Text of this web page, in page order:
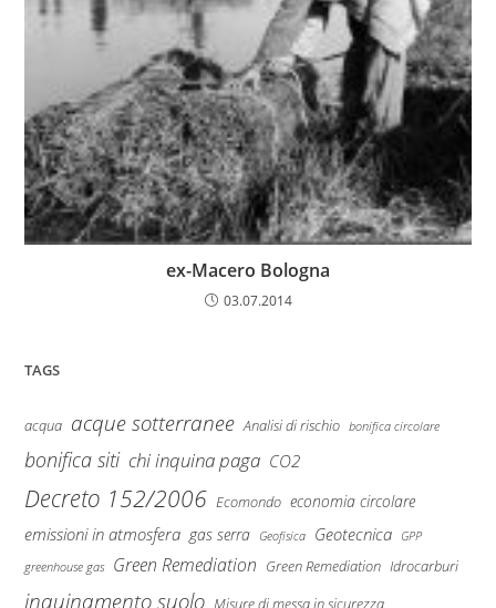
ex-Macero Bologna
03.07.2014
TAGS
acqua acque sotterranee Analisi di rischio bonifica circolare
bonifica siti chi inquina paga CO2
Decreto 152/2006 Ecomondo economia circolare
emissioni in atmosfera gas serra Geofisica Geotecnica GPP
greenhouse gas Green Remediation Green Remediation Idrocarburi
inquinamento suolo Misure di messa in sicurezza